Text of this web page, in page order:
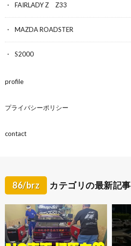
FAIRLADY Z Z33
MAZDA ROADSTER
S2000
profile
プライバシーポリシー
contact
86/brz カテゴリの最新記事